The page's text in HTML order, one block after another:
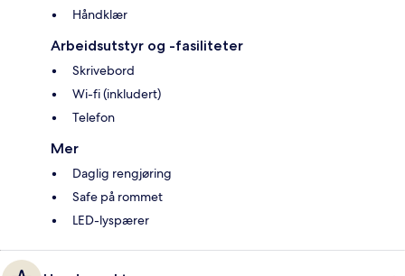
Håndklær
Arbeidsutstyr og -fasiliteter
Skrivebord
Wi-fi (inkludert)
Telefon
Mer
Daglig rengjøring
Safe på rommet
LED-lyspærer